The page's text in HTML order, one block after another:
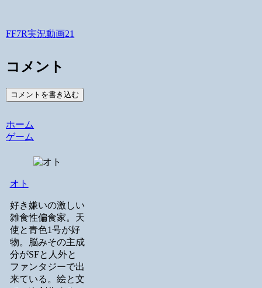
FF7R実況動画21
コメント
コメントを書き込む
ホーム
ゲーム
オト
好き嫌いの激しい
雑食性偏食家。天
使と青色1号が好
物。脳みその主成
分がSFと人外と
ファンタジーで出
来ている。絵と文